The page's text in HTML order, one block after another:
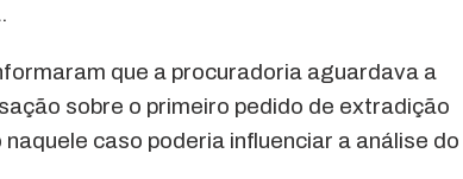
que a procuradoria aguardava a
sobre o primeiro pedido de extradição
caso poderia influenciar a análise do